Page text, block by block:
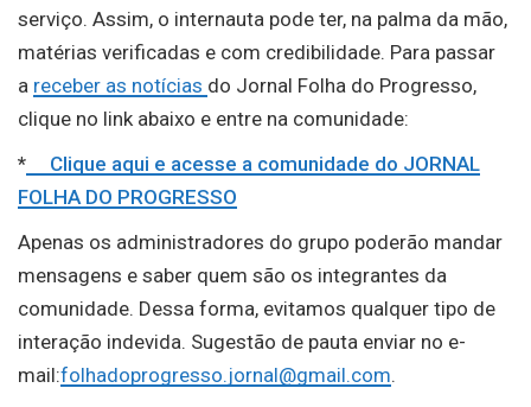
serviço. Assim, o internauta pode ter, na palma da mão,
matérias verificadas e com credibilidade. Para passar
a receber as notícias do Jornal Folha do Progresso,
clique no link abaixo e entre na comunidade:
* Clique aqui e acesse a comunidade do JORNAL
FOLHA DO PROGRESSO
Apenas os administradores do grupo poderão mandar
mensagens e saber quem são os integrantes da
comunidade. Dessa forma, evitamos qualquer tipo de
interação indevida. Sugestão de pauta enviar no e-
mail:folhadoprogresso.jornal@gmail.com.